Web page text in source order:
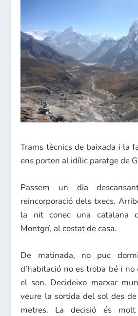
Trams tècnics de baixada i la
ens porten al idílic paratge de
Passem un dia
reincorporació dels txecs.
la nit conec una catalana
Montgrí, al costat de casa.
De matinada, no puc
d’habitació no es troba bé i
el son. Decideixo marxar
veure la sortida del sol des
metres. La decisió és